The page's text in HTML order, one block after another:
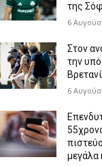
της
6
Στον
την
6
μεγάλα